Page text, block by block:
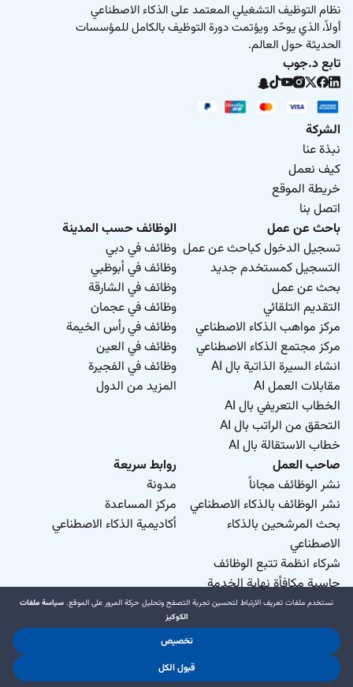
نظام التوظيف التشغيلي المعتمد على الذكاء الاصطناعي
أولاً، الذي يوحّد ويؤتمت دورة التوظيف بالكامل للمؤسسات
الحديثة حول العالم.
تابع د.جوب
الشركة
نبذة عنا
كيف نعمل
خريطة الموقع
اتصل بنا
باحث عن عمل
تسجيل الدخول كباحث عن عمل
التسجيل كمستخدم جديد
بحث عن عمل
التقديم التلقائي
مركز مواهب الذكاء الاصطناعي
مركز مجتمع الذكاء الاصطناعي
انشاء السيرة الذاتية بال AI
مقابلات العمل AI
الخطاب التعريفي بال AI
التحقق من الراتب بال AI
خطاب الاستقالة بال AI
الوظائف حسب المدينة
وظائف في دبي
وظائف في أبوظبي
وظائف في الشارقة
وظائف في عجمان
وظائف في رأس الخيمة
وظائف في العين
وظائف في الفجيرة
المزيد من الدول
صاحب العمل
نشر الوظائف مجاناً
نشر الوظائف بالذكاء الاصطناعي
بحث المرشحين بالذكاء
الاصطناعي
شركاء انظمة تتبع الوظائف
حاسبة مكافأة نهاية الخدمة
روابط سريعة
مدونة
مركز المساعدة
أكاديمية الذكاء الاصطناعي
سياسة الخصوصية
نستخدم ملفات تعريف الارتباط لتحسين تجربة التصفح وتحليل حركة المرور على الموقع. سياسة ملفات
الكوكيز
تخصيص
قبول الكل